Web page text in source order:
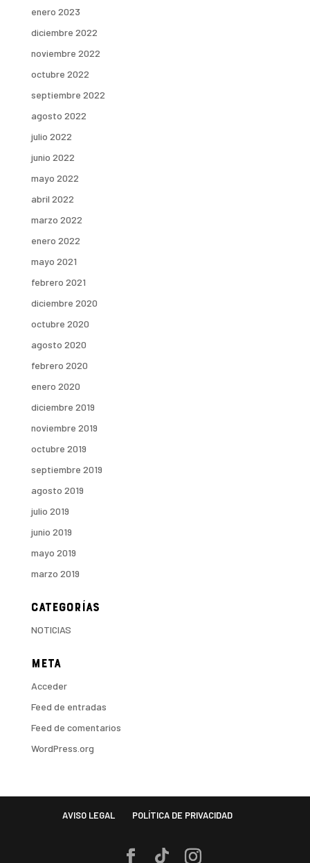
enero 2023
diciembre 2022
noviembre 2022
octubre 2022
septiembre 2022
agosto 2022
julio 2022
junio 2022
mayo 2022
abril 2022
marzo 2022
enero 2022
mayo 2021
febrero 2021
diciembre 2020
octubre 2020
agosto 2020
febrero 2020
enero 2020
diciembre 2019
noviembre 2019
octubre 2019
septiembre 2019
agosto 2019
julio 2019
junio 2019
mayo 2019
marzo 2019
Categorías
NOTICIAS
Meta
Acceder
Feed de entradas
Feed de comentarios
WordPress.org
AVISO LEGAL POLÍTICA DE PRIVACIDAD